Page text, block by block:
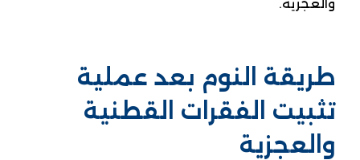
والعجزية.
طريقة النوم بعد عملية
تثبيت الفقرات القطنية
والعجزية